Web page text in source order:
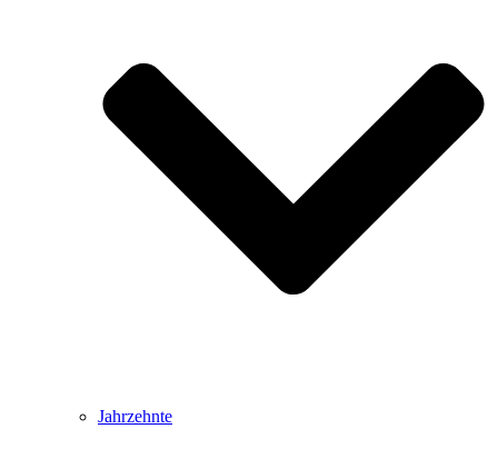
Jahrzehnte